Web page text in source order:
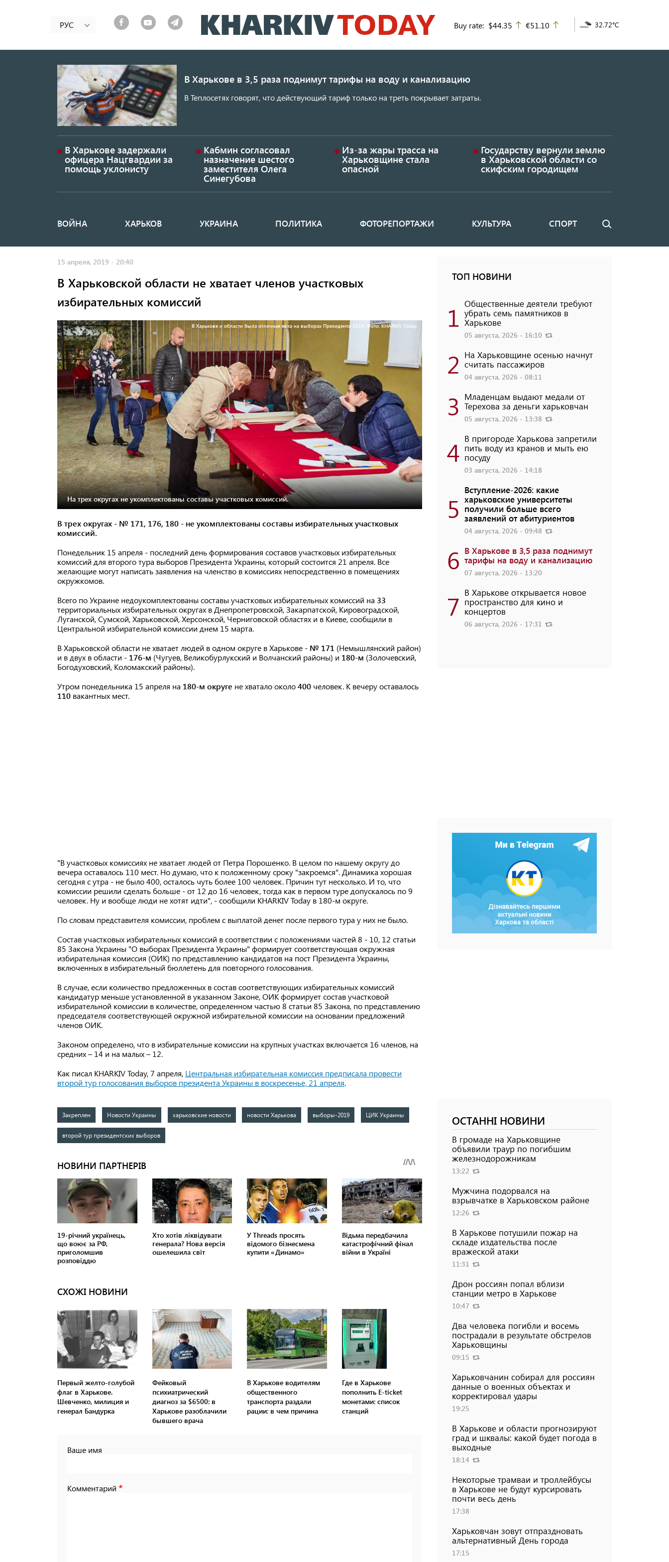
к
основному
РУС Buy rate: $44.35 up
€51.10 32.72°C
В Харькове в 3,5 раза поднимут тарифы на воду и канализацию
В Теплосетях говорят, что действующий тариф только на треть покрывает затраты.
В Харькове задержали
офицера Нацгвардии за
помощь уклонисту
Кабмин согласовал
назначение шестого
заместителя Олега
Синегубова
Из-за жары трасса на
Харьковщине стала
опасной
Государству вернули землю
в Харьковской области со
скифским городищем
Основная
ВОЙНА ХАРЬКОВ УКРАИНА ПОЛИТИКА ФОТОРЕПОРТАЖИ КУЛЬТУРА СПОРТ Поиск
15 апреля, 2019 - 20:40
В Харьковской области не хватает членов участковых
избирательных комиссий
В Харькове и области была отличная явка на выборах Президента-2019. Фото: KHARKIV Today.
На трех округах не укомплектованы составы участковых комиссий.
В трех округах - № 171, 176, 180 - не укомплектованы составы избирательных участковых
комиссий.
Понедельник 15 апреля - последний день формирования составов участковых избирательных
комиссий для второго тура выборов Президента Украины, который состоится 21 апреля. Все
желающие могут написать заявления на членство в комиссиях непосредственно в помещениях
окружкомов.
Всего по Украине недоукомплектованы составы участковых избирательных комиссий на 33
территориальных избирательных округах в Днепропетровской, Закарпатской, Кировоградской,
Луганской, Сумской, Харьковской, Херсонской, Черниговской областях и в Киеве, сообщили в
Центральной избирательной комиссии днем 15 марта.
В Харьковской области не хватает людей в одном округе в Харькове - № 171 (Немышлянский район)
и в двух в области - 176-м (Чугуев, Великобурлукский и Волчанский районы) и 180-м (Золочевский,
Богодуховский, Коломакский районы).
Утром понедельника 15 апреля на 180-м округе не хватало около400 человек. К вечеру оставалось
110 вакантных мест.
"В участковых комиссиях не хватает людей от Петра Порошенко. В целом по нашему округу до
вечера оставалось 110 мест. Но думаю, что к положенному сроку "закроемся". Динамика хорошая
сегодня с утра - не было 400, осталось чуть более 100 человек. Причин тут несколько. И то, что
комиссии решили сделать больше - от 12 до 16 человек, тогда как в первом туре допускалось по 9
человек. Ну и вообще люди не хотят идти", - сообщили KHARKIV Today в 180-м округе.
По словам представителя комиссии, проблем с выплатой денег после первого тура у них не было.
Состав участковых избирательных комиссий в соответствии с положениями частей 8 - 10, 12 статьи
85 Закона Украины "О выборах Президента Украины" формирует соответствующая окружная
избирательная комиссия (ОИК) по представлению кандидатов на пост Президента Украины,
включенных в избирательный бюллетень для повторного голосования.
В случае, если количество предложенных в состав соответствующих избирательных комиссий
кандидатур меньше установленной в указанном Законе, ОИК формирует состав участковой
избирательной комиссии в количестве, определенном частью 8 статьи 85 Закона, по представлению
председателя соответствующей окружной избирательной комиссии на основании предложений
членов ОИК.
Законом определено, что в избирательные комиссии на крупных участках включается 16 членов, на
средних – 14 и на малых – 12.
Как писал KHARKIV Today, 7 апреля, Центральная избирательная комиссия предписала провести
второй тур голосования выборов президента Украины в воскресенье, 21 апреля.
Закреплен Новости Украины харьковские новости новости Харькова выборы-2019 ЦИК Украины
второй тур президентских выборов
СХОЖІ НОВИНИ
Первый желто-голубой
флаг в Харькове.
Шевченко, милиция и
генерал Бандурка
Фейковый
психиатрический
диагноз за $6500: в
Харькове разоблачили
бывшего врача
В Харькове водителям
общественного
транспорта раздали
рации: в чем причина
Где в Харькове
пополнить E-ticket
монетами: список
станций
Ваше имя
Комментарий
ТОП НОВИНИ
1 Общественные деятели требуют
убрать семь памятников в
Харькове
05 августа, 2026 - 16:10
2 На Харьковщине осенью начнут
считать пассажиров
04 августа, 2026 - 08:11
3 Младенцам выдают медали от
Терехова за деньги харьковчан
05 августа, 2026 - 13:38
4 В пригороде Харькова запретили
пить воду из кранов и мыть ею
посуду
03 августа, 2026 - 14:18
5
Вступление-2026: какие
харьковские университеты
получили больше всего
заявлений от абитуриентов
04 августа, 2026 - 09:48
6 В Харькове в 3,5 раза поднимут
тарифы на воду и канализацию
07 августа, 2026 - 13:20
7 В Харькове открывается новое
пространство для кино и
концертов
06 августа, 2026 - 17:31
ОСТАННІ НОВИНИ
В громаде на Харьковщине
объявили траур по погибшим
железнодорожникам
13:22
Мужчина подорвался на
взрывчатке в Харьковском районе
12:26
В Харькове потушили пожар на
складе издательства после
вражеской атаки
11:31
Дрон россиян попал вблизи
станции метро в Харькове
10:47
Два человека погибли и восемь
пострадали в результате обстрелов
Харьковщины
09:15
Харьковчанин собирал для россиян
данные о военных объектах и ​​
корректировал удары
19:25
В Харькове и области прогнозируют
град и шквалы: какой будет погода в
выходные
18:14
Некоторые трамваи и троллейбусы
в Харькове не будут курсировать
почти весь день
17:38
Харьковчан зовут отпраздновать
альтернативный День города
17:15